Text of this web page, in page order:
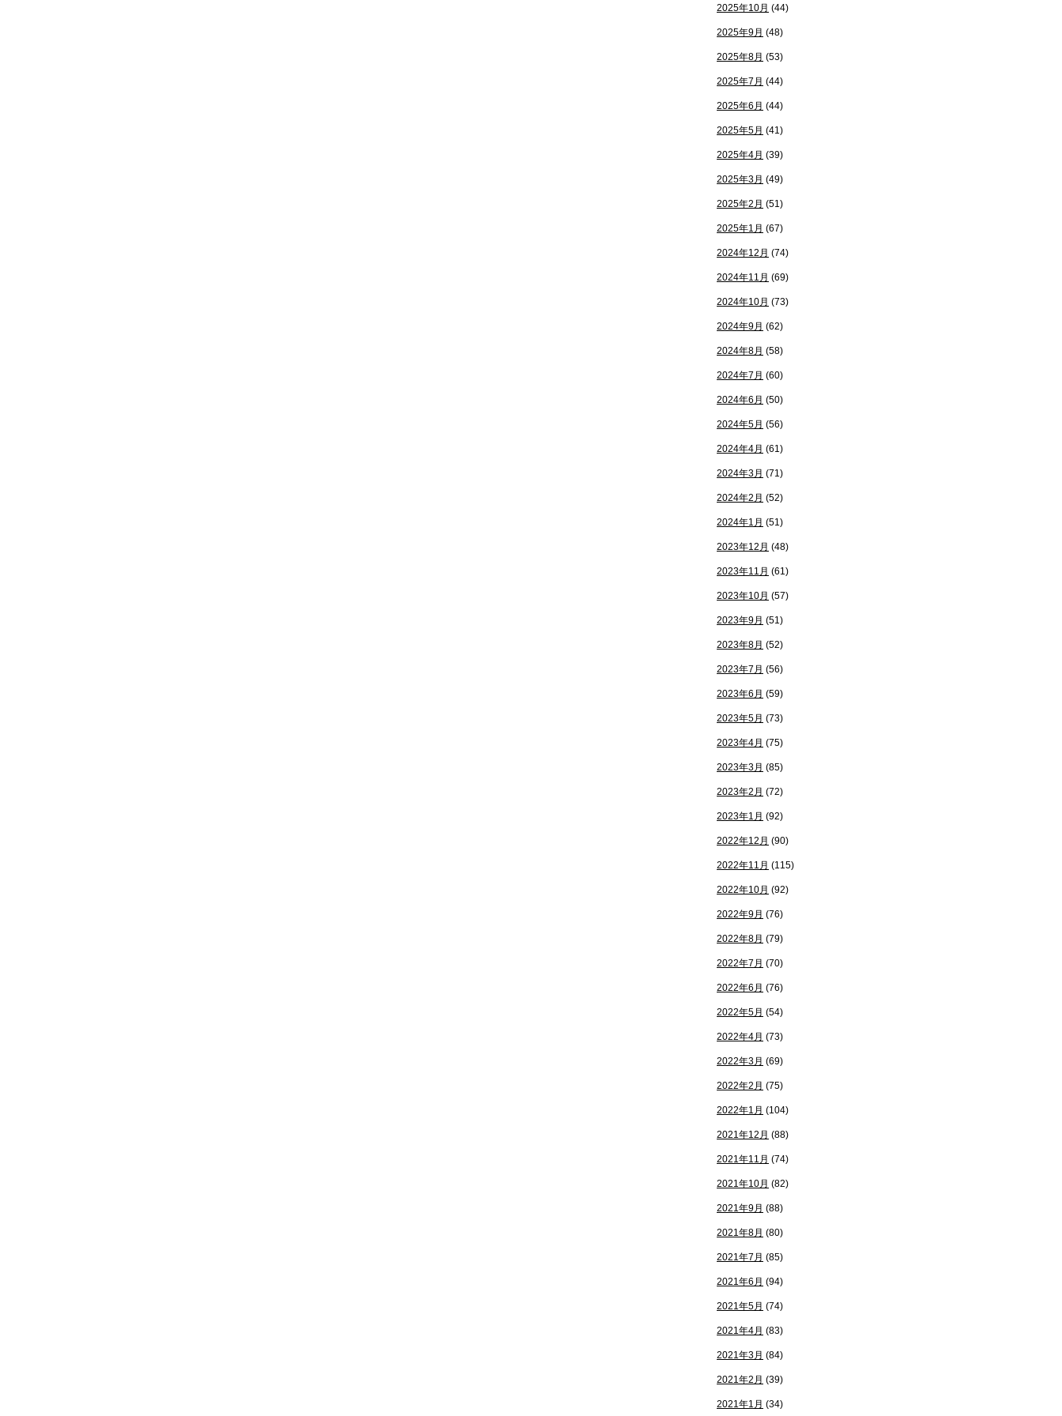
2025年10月 (44)
2025年9月 (48)
2025年8月 (53)
2025年7月 (44)
2025年6月 (44)
2025年5月 (41)
2025年4月 (39)
2025年3月 (49)
2025年2月 (51)
2025年1月 (67)
2024年12月 (74)
2024年11月 (69)
2024年10月 (73)
2024年9月 (62)
2024年8月 (58)
2024年7月 (60)
2024年6月 (50)
2024年5月 (56)
2024年4月 (61)
2024年3月 (71)
2024年2月 (52)
2024年1月 (51)
2023年12月 (48)
2023年11月 (61)
2023年10月 (57)
2023年9月 (51)
2023年8月 (52)
2023年7月 (56)
2023年6月 (59)
2023年5月 (73)
2023年4月 (75)
2023年3月 (85)
2023年2月 (72)
2023年1月 (92)
2022年12月 (90)
2022年11月 (115)
2022年10月 (92)
2022年9月 (76)
2022年8月 (79)
2022年7月 (70)
2022年6月 (76)
2022年5月 (54)
2022年4月 (73)
2022年3月 (69)
2022年2月 (75)
2022年1月 (104)
2021年12月 (88)
2021年11月 (74)
2021年10月 (82)
2021年9月 (88)
2021年8月 (80)
2021年7月 (85)
2021年6月 (94)
2021年5月 (74)
2021年4月 (83)
2021年3月 (84)
2021年2月 (39)
2021年1月 (34)